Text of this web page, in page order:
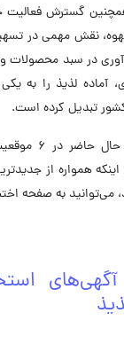
گسترش فعالیت
نقش مهمی در
در سبد محصولات
آماده لذیذ را به
تبدیل کرده است.
آماده
همواره از
می‌توانید به صفحه